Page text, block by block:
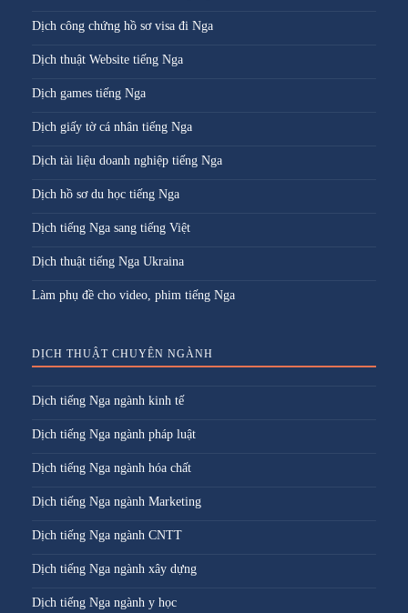
Dịch công chứng hồ sơ visa đi Nga
Dịch thuật Website tiếng Nga
Dịch games tiếng Nga
Dịch giấy tờ cá nhân tiếng Nga
Dịch tài liệu doanh nghiệp tiếng Nga
Dịch hồ sơ du học tiếng Nga
Dịch tiếng Nga sang tiếng Việt
Dịch thuật tiếng Nga Ukraina
Làm phụ đề cho video, phim tiếng Nga
DỊCH THUẬT CHUYÊN NGÀNH
Dịch tiếng Nga ngành kinh tế
Dịch tiếng Nga ngành pháp luật
Dịch tiếng Nga ngành hóa chất
Dịch tiếng Nga ngành Marketing
Dịch tiếng Nga ngành CNTT
Dịch tiếng Nga ngành xây dựng
Dịch tiếng Nga ngành y học